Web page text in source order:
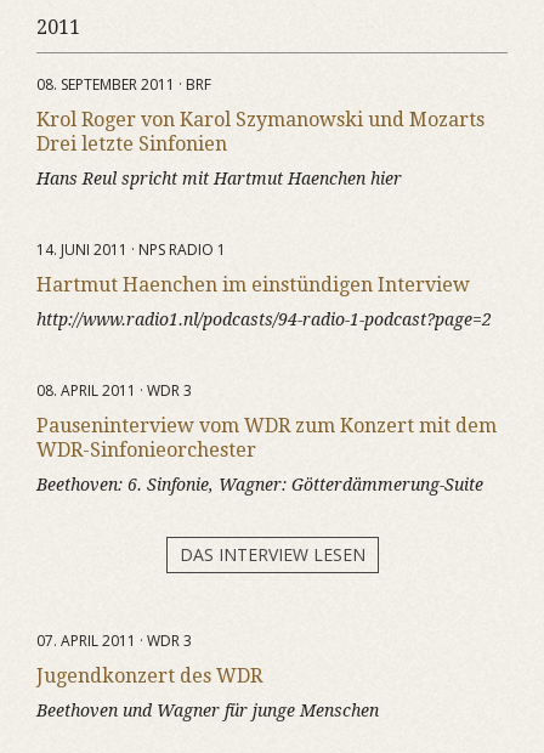
2011
08. SEPTEMBER 2011 · BRF
Krol Roger von Karol Szymanowski und Mozarts
Drei letzte Sinfonien
Hans Reul spricht mit Hartmut Haenchen hier
14. JUNI 2011 · NPS RADIO 1
Hartmut Haenchen im einstündigen Interview
http://www.radio1.nl/podcasts/94-radio-1-podcast?page=2
08. APRIL 2011 · WDR 3
Pauseninterview vom WDR zum Konzert mit dem
WDR-Sinfonieorchester
Beethoven: 6. Sinfonie, Wagner: Götterdämmerung-Suite
DAS INTERVIEW LESEN
07. APRIL 2011 · WDR 3
Jugendkonzert des WDR
Beethoven und Wagner für junge Menschen